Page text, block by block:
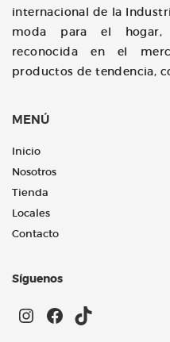
internacional de la
moda para el
reconocida en el
productos de tendencia,
MENÚ
Inicio
Nosotros
Tienda
Locales
Contacto
Síguenos
Instagram
Facebook
TikTok